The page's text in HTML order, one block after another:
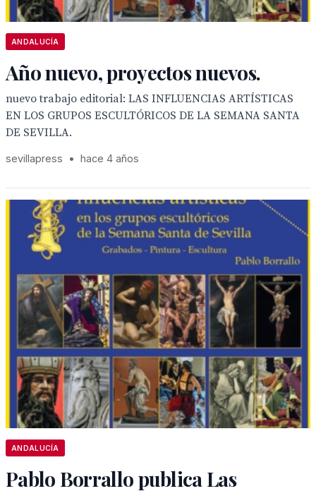
ANDALUCÍA
Año nuevo, proyectos nuevos.
nuevo trabajo editorial: LAS INFLUENCIAS ARTÍSTICAS
EN LOS GRUPOS ESCULTÓRICOS DE LA SEMANA SANTA
DE SEVILLA.
sevillapress • hace 4 años
ANDALUCÍA
Pablo Borrallo publica Las